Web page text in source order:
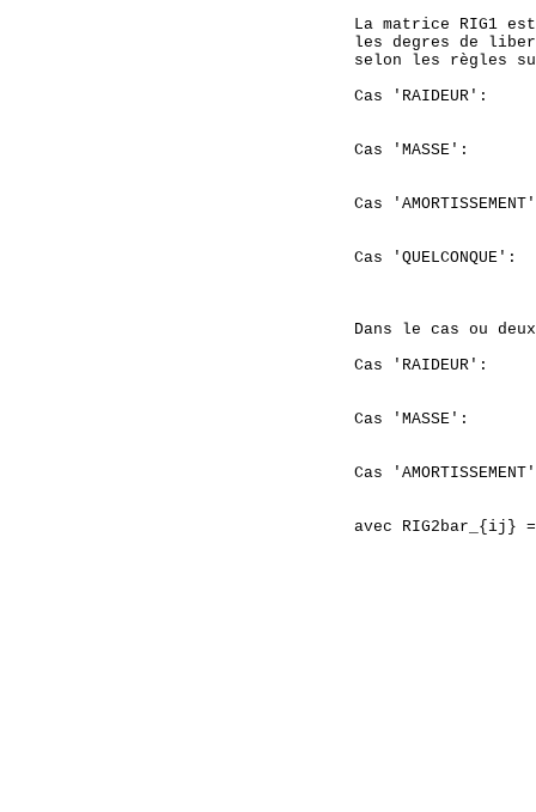
La matrice RIG1
les degres de
selon les règles
Cas 'RAIDEUR':
Cas 'MASSE':
Cas
Cas 'QUELCONQUE':
Dans le cas ou
Cas 'RAIDEUR':
Cas 'MASSE':
Cas
avec RIG2bar_{ij}